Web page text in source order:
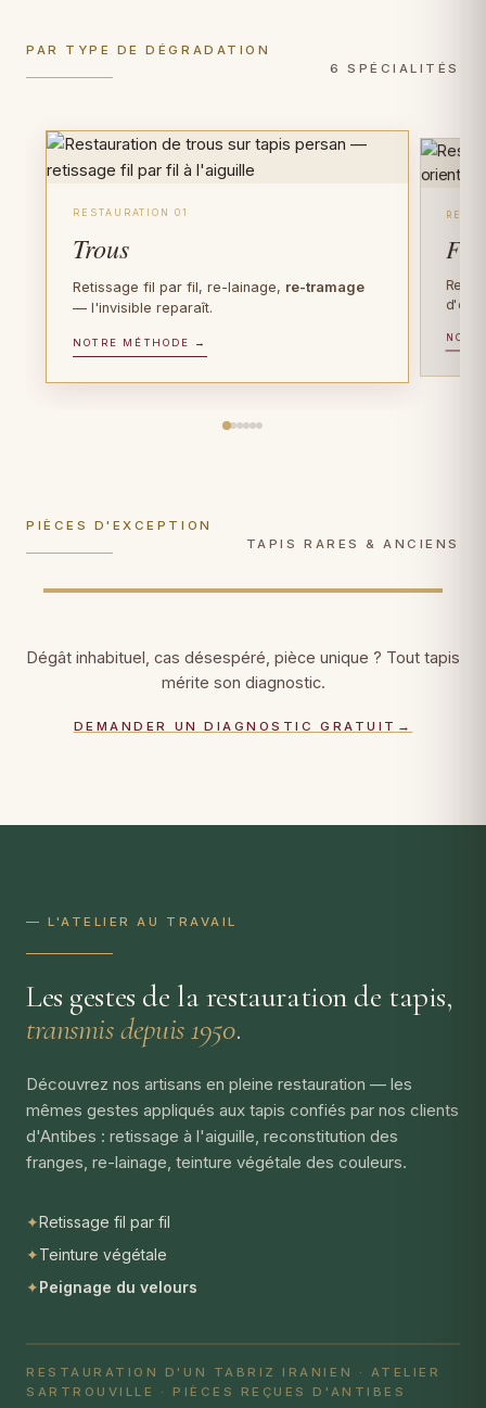
PAR TYPE DE DÉGRADATION
6 SPÉCIALITÉS
RESTAURATION 01
Trous
Retissage fil par fil, re-lainage, re-tramage
— l'invisible reparaît.
NOTRE MÉTHODE →
PIÈCES D'EXCEPTION
TAPIS RARES & ANCIENS
PIÈCES D'EXCEPTION
Tapis anciens
FIBRE PRÉCIEUSE
Tapis en soie
Dégât inhabituel, cas désespéré, pièce unique ? Tout tapis
mérite son diagnostic.
DEMANDER UN DIAGNOSTIC GRATUIT →
— L'ATELIER AU TRAVAIL
Les gestes de la restauration de tapis,
transmis depuis 1950.
Découvrez nos artisans en pleine restauration — les
mêmes gestes appliqués aux tapis confiés par nos clients
d'Antibes : retissage à l'aiguille, reconstitution des
franges, re-lainage, teinture végétale des couleurs.
✦Retissage fil par fil
✦Teinture végétale
✦Peignage du velours
RESTAURATION D'UN TABRIZ IRANIEN · ATELIER
SARTROUVILLE · PIÈCES REÇUES D'ANTIBES